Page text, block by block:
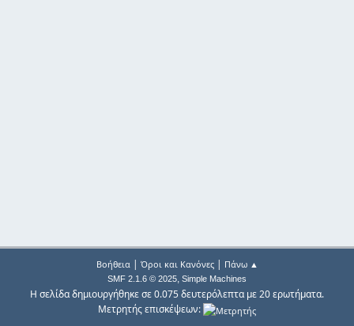
Βοήθεια| Όροι και Κανόνες| Πάνω ▲
SMF 2.1.6 © 2025, Simple Machines
Η σελίδα δημιουργήθηκε σε 0.075 δευτερόλεπτα με 20 ερωτήματα.
Μετρητής επισκέψεων: